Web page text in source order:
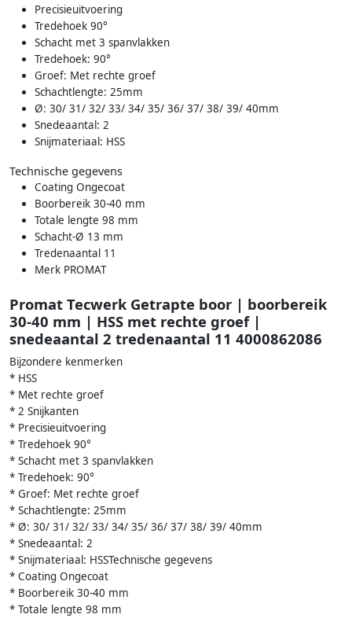
Precisieuitvoering
Tredehoek 90°
Schacht met 3 spanvlakken
Tredehoek: 90°
Groef: Met rechte groef
Schachtlengte: 25mm
Ø: 30/ 31/ 32/ 33/ 34/ 35/ 36/ 37/ 38/ 39/ 40mm
Snedeaantal: 2
Snijmateriaal: HSS
Technische gegevens
Coating Ongecoat
Boorbereik 30-40 mm
Totale lengte 98 mm
Schacht-Ø 13 mm
Tredenaantal 11
Merk PROMAT
Promat Tecwerk Getrapte boor | boorbereik
30-40 mm | HSS met rechte groef |
snedeaantal 2 tredenaantal 11 4000862086
Bijzondere kenmerken
* HSS
* Met rechte groef
* 2 Snijkanten
* Precisieuitvoering
* Tredehoek 90°
* Schacht met 3 spanvlakken
* Tredehoek: 90°
* Groef: Met rechte groef
* Schachtlengte: 25mm
* Ø: 30/ 31/ 32/ 33/ 34/ 35/ 36/ 37/ 38/ 39/ 40mm
* Snedeaantal: 2
* Snijmateriaal: HSSTechnische gegevens
* Coating Ongecoat
* Boorbereik 30-40 mm
* Totale lengte 98 mm